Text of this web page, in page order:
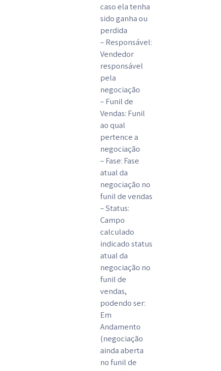
caso ela tenha
sido ganha ou
perdida
– Responsável:
Vendedor
responsável
pela
negociação
– Funil de
Vendas: Funil
ao qual
pertence a
negociação
– Fase: Fase
atual da
negociação no
funil de vendas
– Status:
Campo
calculado
indicado status
atual da
negociação no
funil de
vendas,
podendo ser:
Em
Andamento
(negociação
ainda aberta
no funil de